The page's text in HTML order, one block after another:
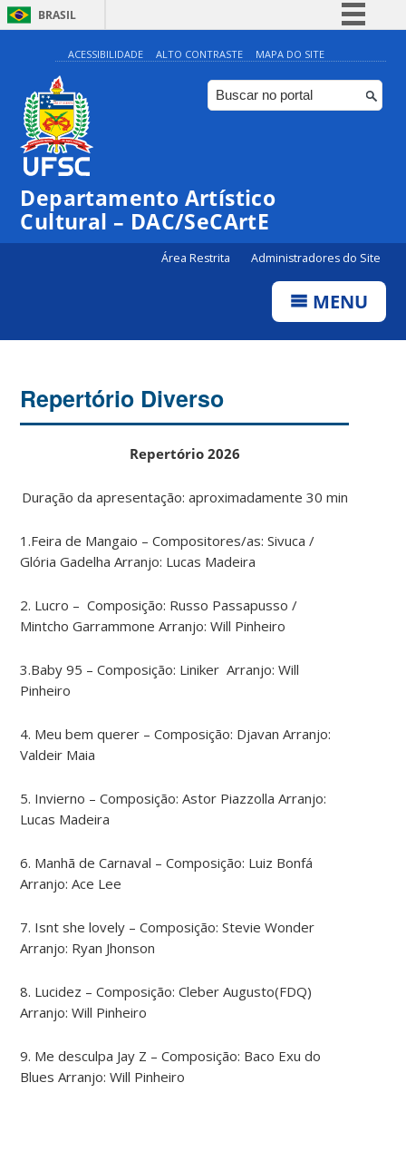
BRASIL
Simplifique!
Comunica BR
Participe
Canais
ACESSIBILIDADE ALTO CONTRASTE MAPA DO SITE
Departamento Artístico
Cultural – DAC/SeCArtE
Área Restrita Administradores do Site
MENU
Repertório Diverso
Repertório 2026
Duração da apresentação: aproximadamente 30 min
1.Feira de Mangaio – Compositores/as: Sivuca /
Glória Gadelha Arranjo: Lucas Madeira
2. Lucro – Composição: Russo Passapusso /
Mintcho Garrammone Arranjo: Will Pinheiro
3.Baby 95 – Composição: Liniker Arranjo: Will
Pinheiro
4. Meu bem querer – Composição: Djavan Arranjo:
Valdeir Maia
5. Invierno – Composição: Astor Piazzolla Arranjo:
Lucas Madeira
6. Manhã de Carnaval – Composição: Luiz Bonfá
Arranjo: Ace Lee
7. Isnt she lovely – Composição: Stevie Wonder
Arranjo: Ryan Jhonson
8. Lucidez – Composição: Cleber Augusto(FDQ)
Arranjo: Will Pinheiro
9. Me desculpa Jay Z – Composição: Baco Exu do
Blues Arranjo: Will Pinheiro